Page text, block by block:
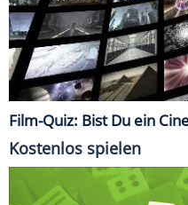
Film-Quiz: Bist Du ein
Kostenlos spielen